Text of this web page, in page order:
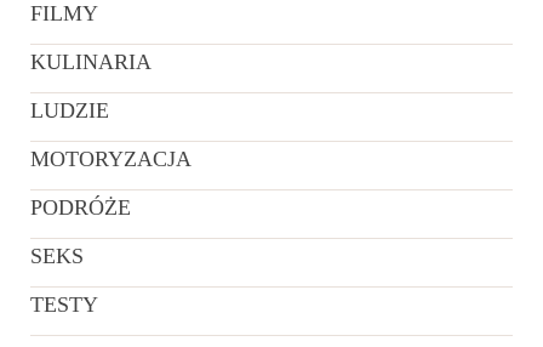
FILMY
KULINARIA
LUDZIE
MOTORYZACJA
PODRÓŻE
SEKS
TESTY